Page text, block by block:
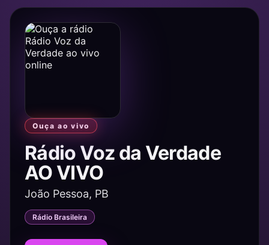
Ouça ao vivo
Rádio Voz da Verdade
AO VIVO
João Pessoa, PB
Rádio Brasileira